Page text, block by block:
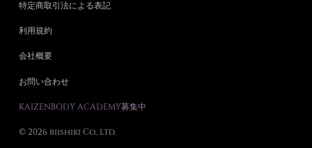
特定商取引法による表記
利用規約
会社概要
お問い合わせ
KAIZENBODY ACADEMY募集中
© 2026 biishiki Co., Ltd.